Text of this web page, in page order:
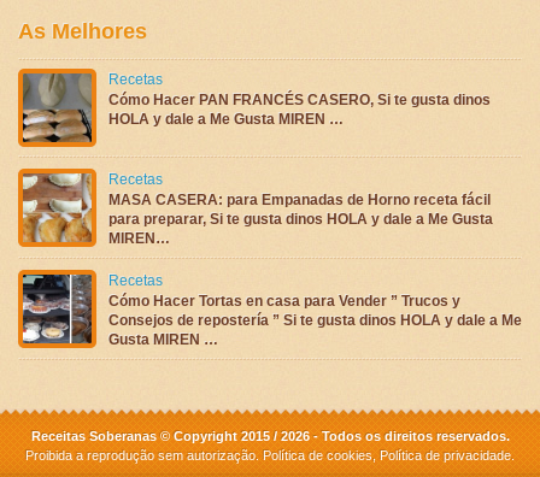
As Melhores
Recetas
Cómo Hacer PAN FRANCÉS CASERO, Si te gusta dinos
HOLA y dale a Me Gusta MIREN …
Recetas
MASA CASERA: para Empanadas de Horno receta fácil
para preparar, Si te gusta dinos HOLA y dale a Me Gusta
MIREN…
Recetas
Cómo Hacer Tortas en casa para Vender ” Trucos y
Consejos de repostería ” Si te gusta dinos HOLA y dale a Me
Gusta MIREN …
Receitas Soberanas © Copyright 2015 / 2026 - Todos os direitos reservados.
Proibida a reprodução sem autorização. Política de cookies, Política de privacidade.